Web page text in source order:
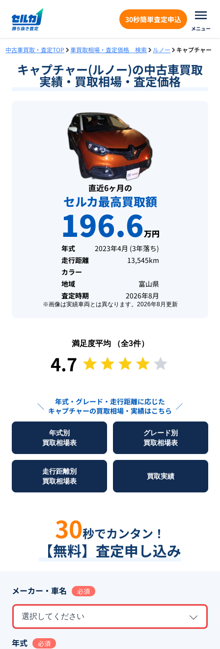
30秒簡単査定申込
メニュー
中古車買取・査定TOP 車買取相場・査定価格 検索 ルノー キャプチャー
キャプチャー(ルノー)の中古車買取
実績・買取相場・査定価格
直近6ヶ月の
セルカ最高買取額
196.6万円
年式 2023年4月 (3年落ち)
走行距離
13,545km
カラー
地域
富山県
査定時期
2026年8月
※画像は実績車両とは異なります。 2026年8月 更新
満足度平均 （全3件）
4.7
＼
年式・グレード・走行距離に応じた
キャプチャーの買取相場・実績はこちら ／
年式別
買取相場表
グレード別
買取相場表
走行距離別
買取相場表
買取実績
30秒でカンタン！
【無料】査定申し込み
メーカー・車名 必須
選択してください
年式 必須